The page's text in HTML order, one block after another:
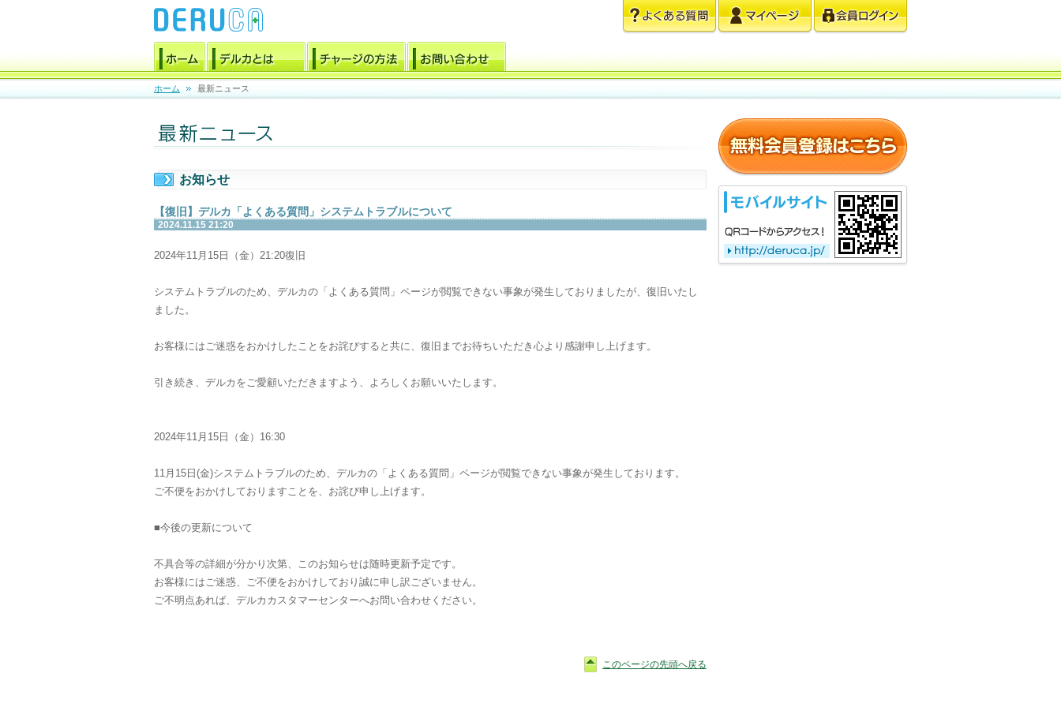
ホーム 最新ニュース
お知らせ
【復旧】デルカ「よくある質問」システムトラブルについて
2024.11.15 21:20
2024年11月15日（金）21:20復旧
システムトラブルのため、デルカの「よくある質問」ページが閲覧できない事象が発生しておりましたが、復旧いたし
ました。
お客様にはご迷惑をおかけしたことをお詫びすると共に、復旧までお待ちいただき心より感謝申し上げます。
引き続き、デルカをご愛顧いただきますよう、よろしくお願いいたします。
2024年11月15日（金）16:30
11月15日(金)システムトラブルのため、デルカの「よくある質問」ページが閲覧できない事象が発生しております。
ご不便をおかけしておりますことを、お詫び申し上げます。
■今後の更新について
不具合等の詳細が分かり次第、このお知らせは随時更新予定です。
お客様にはご迷惑、ご不便をおかけしており誠に申し訳ございません。
ご不明点あれば、デルカカスタマーセンターへお問い合わせください。
このページの先頭へ戻る